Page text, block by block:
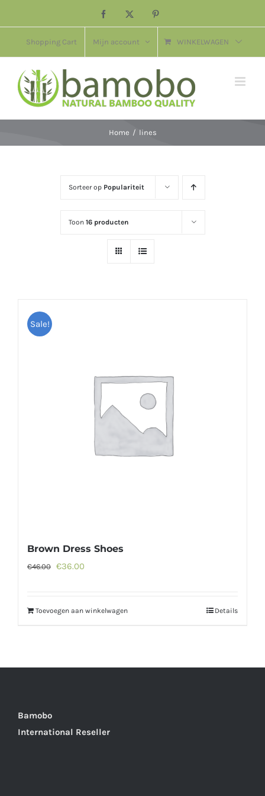
naar
inhoud
Facebook
Shopping Cart Mijn account WINKELWAGEN
Home lines
Sorteer op Populariteit
Toon 16 producten
Sale!
Brown Dress Shoes
€46.00 Oorspronkelijke
€46.00.
€36.00
€36.00.
Toevoegen aan winkelwagen Details
Bamobo
International Reseller